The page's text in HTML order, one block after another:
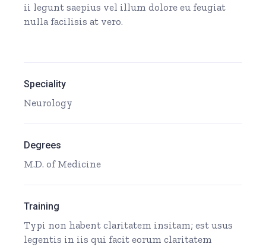
ii legunt saepius vel illum dolore eu feugiat
nulla facilisis at vero.
Speciality
Neurology
Degrees
M.D. of Medicine
Training
Typi non habent claritatem insitam; est usus
legentis in iis qui facit eorum claritatem